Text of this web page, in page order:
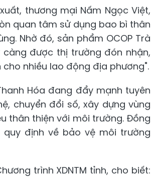
thương mại Nấm Ngọc Việt,
quan tâm sử dụng bao bì thân
Nhờ đó, sản phẩm OCOP Trà
được thị trường đón nhận,
nhiều lao động địa phương".
Hóa đang đẩy mạnh tuyên
chuyển đổi số, xây dựng vùng
thân thiện với môi trường. Đồng
định về bảo vệ môi trường
trình XDNTM tỉnh, cho biết: